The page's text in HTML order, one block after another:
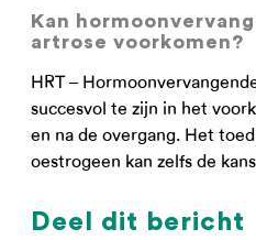
Kan
artrose voorkomen?
HRT –
succesvol te zijn in het
en na de overgang. Het
oestrogeen kan zelfs de
Deel dit bericht